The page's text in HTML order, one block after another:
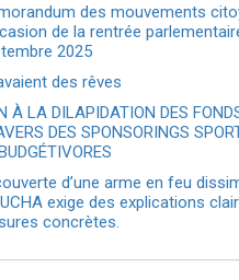
des mouvements
de la rentrée
2025
des rêves
À LA DILAPIDATION DES
DES SPONSORINGS
d’une arme en feu
exige des explications
concrètes.